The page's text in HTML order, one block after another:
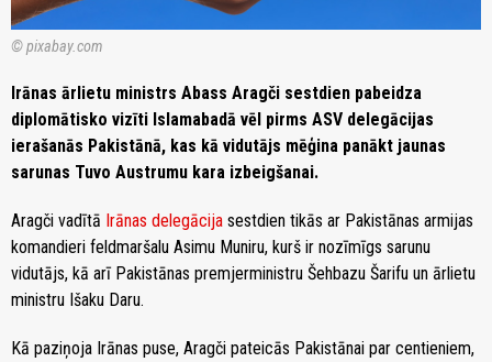
© pixabay.com
Irānas ārlietu ministrs Abass Aragči sestdien pabeidza
diplomātisko vizīti Islamabadā vēl pirms ASV delegācijas
ierašanās Pakistānā, kas kā vidutājs mēģina panākt jaunas
sarunas Tuvo Austrumu kara izbeigšanai.
Aragči vadītā Irānas delegācija sestdien tikās ar Pakistānas armijas
komandieri feldmaršalu Asimu Muniru, kurš ir nozīmīgs sarunu
vidutājs, kā arī Pakistānas premjerministru Šehbazu Šarifu un ārlietu
ministru Išaku Daru.
Kā paziņoja Irānas puse, Aragči pateicās Pakistānai par centieniem,